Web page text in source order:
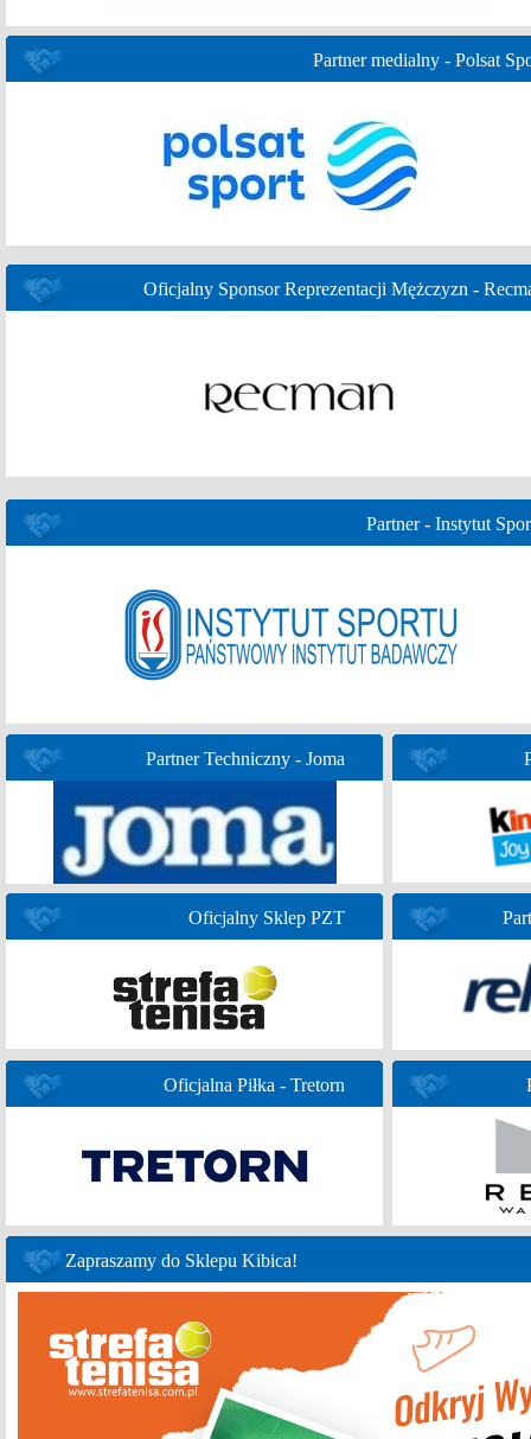
Partner medialny - Polsat
Oficjalny Sponsor Reprezentacji Mężczyzn -
Partner - Instytut
Partner Techniczny - Joma
Oficjalny Sklep PZT
Oficjalna Piłka - Tretorn
Zapraszamy do Sklepu Kibica!